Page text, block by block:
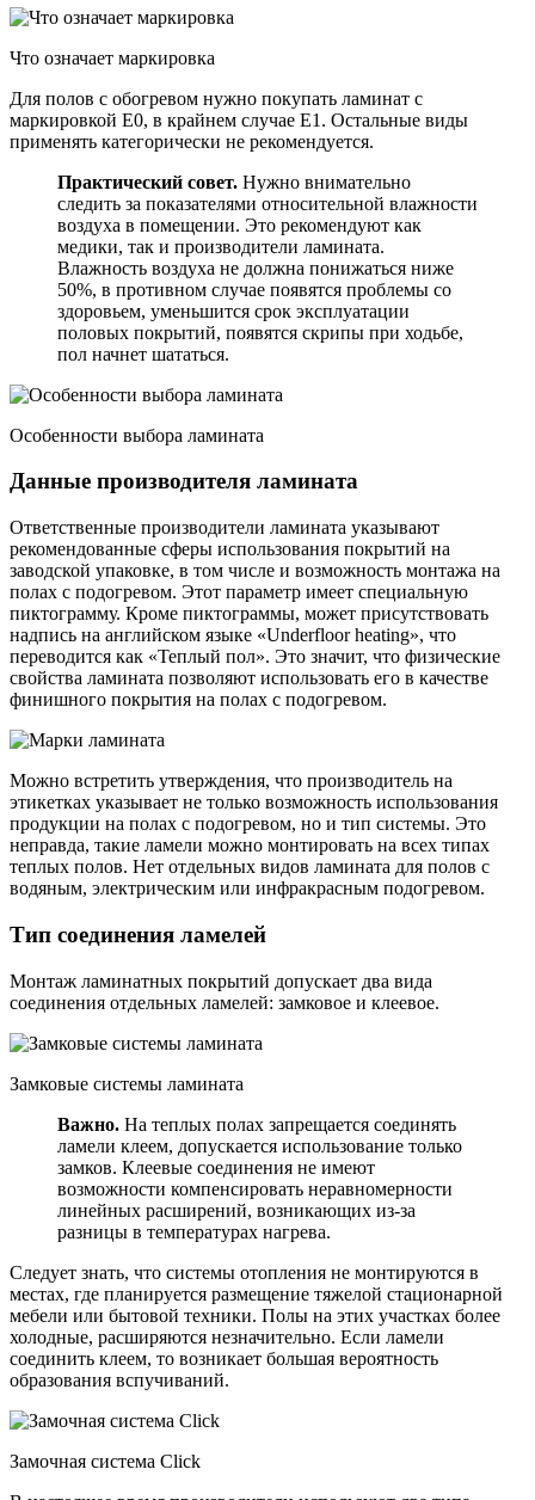
Что означает маркировка
Для полов с обогревом нужно покупать ламинат с
маркировкой Е0, в крайнем случае Е1. Остальные виды
применять категорически не рекомендуется.
Практический совет. Нужно внимательно
следить за показателями относительной влажности
воздуха в помещении. Это рекомендуют как
медики, так и производители ламината.
Влажность воздуха не должна понижаться ниже
50%, в противном случае появятся проблемы со
здоровьем, уменьшится срок эксплуатации
половых покрытий, появятся скрипы при ходьбе,
пол начнет шататься.
Особенности выбора ламината
Данные производителя ламината
Ответственные производители ламината указывают
рекомендованные сферы использования покрытий на
заводской упаковке, в том числе и возможность монтажа на
полах с подогревом. Этот параметр имеет специальную
пиктограмму. Кроме пиктограммы, может присутствовать
надпись на английском языке «Underflоor heating», что
переводится как «Теплый пол». Это значит, что физические
свойства ламината позволяют использовать его в качестве
финишного покрытия на полах с подогревом.
Можно встретить утверждения, что производитель на
этикетках указывает не только возможность использования
продукции на полах с подогревом, но и тип системы. Это
неправда, такие ламели можно монтировать на всех типах
теплых полов. Нет отдельных видов ламината для полов с
водяным, электрическим или инфракрасным подогревом.
Тип соединения ламелей
Монтаж ламинатных покрытий допускает два вида
соединения отдельных ламелей: замковое и клеевое.
Замковые системы ламината
Важно. На теплых полах запрещается соединять
ламели клеем, допускается использование только
замков. Клеевые соединения не имеют
возможности компенсировать неравномерности
линейных расширений, возникающих из-за
разницы в температурах нагрева.
Следует знать, что системы отопления не монтируются в
местах, где планируется размещение тяжелой стационарной
мебели или бытовой техники. Полы на этих участках более
холодные, расширяются незначительно. Если ламели
соединить клеем, то возникает большая вероятность
образования вспучиваний.
Замочная система Click